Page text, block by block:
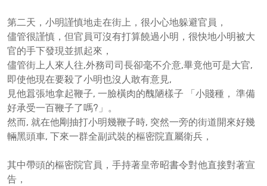
第二天，小明謹慎地走在街上，很小心地躲避官員，
儘管很謹慎，但官員可沒有打算饒過小明，很快地小明被大
官的手下發現並抓起來，
儘管街上人來人往,外務司司長卻毫不介意,畢竟他可是大官,
即使他現在要殺了小明也沒人敢有意見,
見他囂張地拿起鞭子, 一臉橫肉的醜陋樣子 「小賤種， 準備
好承受一百鞭子了嗎?」。
然而, 就在他剛抽打小明幾鞭子時, 突然一旁的街道開來好幾
輛黑頭車, 下來一群全副武裝的樞密院直屬衛兵，
其中帶頭的樞密院官員，手持著皇帝昭書令對他直接對著宣
告，